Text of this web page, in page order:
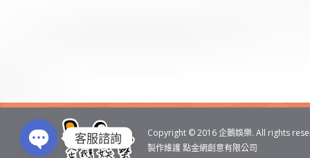
Copyright © 2016企鵝娛樂. All rights
製作維護點金網創意有限公司
客服諮詢